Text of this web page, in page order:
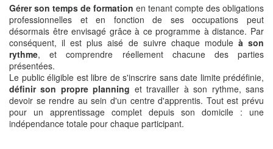
Gérer son temps de formation en tenant compte des obligations
professionnelles et en fonction de ses occupations peut
désormais être envisagé grâce à ce programme à distance. Par
conséquent, il est plus aisé de suivre chaque module à son
rythme, et comprendre réellement chacune des parties
présentées.
Le public éligible est libre de s'inscrire sans date limite prédéfinie,
définir son propre planning et travailler à son rythme, sans
devoir se rendre au sein d'un centre d'apprentis. Tout est prévu
pour un apprentissage complet depuis son domicile : une
indépendance totale pour chaque participant.